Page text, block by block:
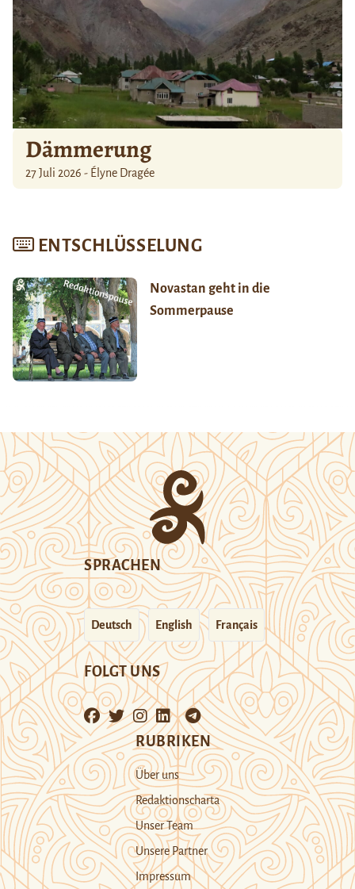
Dämmerung
27 Juli 2026 - Élyne Dragée
ENTSCHLÜSSELUNG
Novastan geht in die
Sommerpause
SPRACHEN
Deutsch English Français
FOLGT UNS
RUBRIKEN
Über uns
Redaktionscharta
Unser Team
Unsere Partner
Impressum